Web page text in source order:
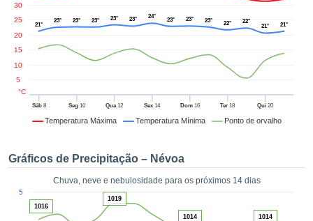
das
opções:
e
forma
digital
fornecer-
ACEITAR
Temperatura Máxima Temperatura Mínima Ponto de orvalho
Sáb8 Seg10 Qua12 Sex 14 Dom16 Ter 18 Qui 20
5
10
15
20
25
30
°C
21°
23° 23° 23° 23° 23° 24°
23° 23° 23° 22° 22°
21° 21°
Gráficos de Precipitação – Névoa
Chuva, neve e nebulosidade para os próximos 14 dias
5
1016
1019
1014 1014